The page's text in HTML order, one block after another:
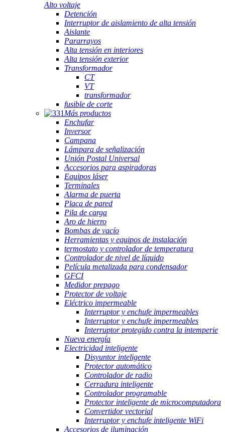
Alto voltaje
Detención
Interruptor de aislamiento de alta tensión
Aislante
Pararrayos
Alta tensión en interiores
Alta tensión exterior
Transformador
CT
VT
transformador
fusible de corte
Más productos
Enchufar
Inversor
Campana
Lámpara de señalización
Unión Postal Universal
Accesorios para aspiradoras
Equipos láser
Terminales
Alarma de puerta
Placa de pared
Pila de carga
Aro de hierro
Bombas de vacío
Herramientas y equipos de instalación
termostato y controlador de temperatura
Controlador de nivel de líquido
Película metalizada para condensador
GFCI
Medidor prepago
Protector de voltaje
Eléctrico impermeable
Interruptor y enchufe impermeables
Interruptor y enchufe impermeables
Interruptor protegido contra la intemperie
Nueva energía
Electricidad inteligente
Disyuntor inteligente
Protector automático
Controlador de radio
Cerradura inteligente
Controlador programable
Protector inteligente de microcomputadora
Convertidor vectorial
Interruptor y enchufe inteligente WiFi
Accesorios de iluminación